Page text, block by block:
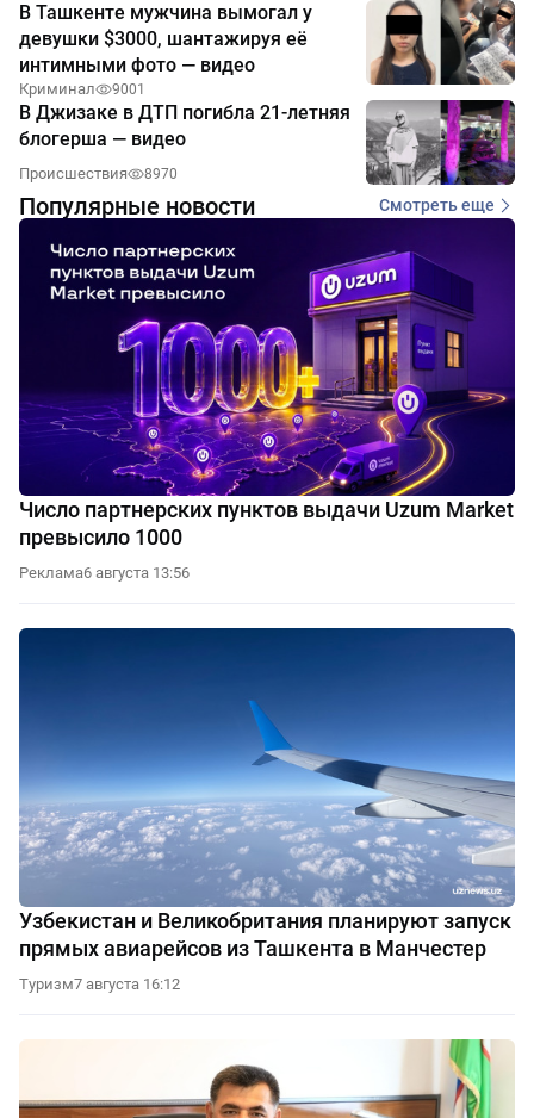
В Ташкенте мужчина вымогал у
девушки $3000, шантажируя её
интимными фото — видео
Криминал 9001
В Джизаке в ДТП погибла 21-летняя
блогерша — видео
Происшествия 8970
Популярные новости Смотреть еще
Число партнерских пунктов выдачи Uzum Market
превысило 1000
Реклама6 августа 13:56
Узбекистан и Великобритания планируют запуск
прямых авиарейсов из Ташкента в Манчестер
Туризм7 августа 16:12